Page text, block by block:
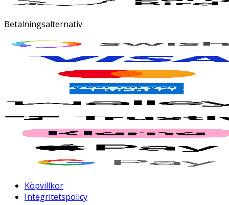
Betalningsalternativ
Köpvillkor
Integritetspolicy